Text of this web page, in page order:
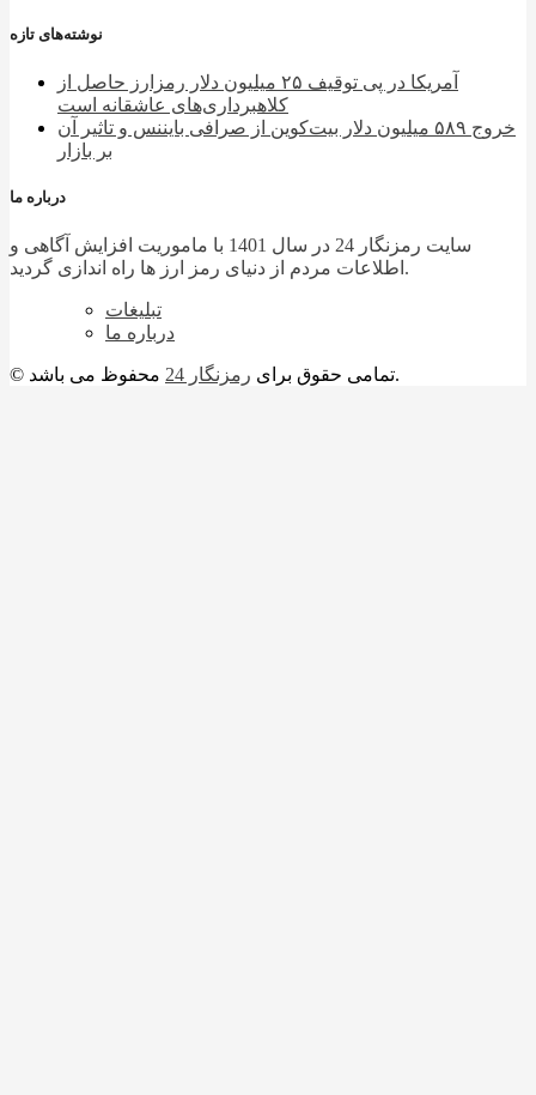
نوشته‌های تازه
آمریکا در پی توقیف ۲۵ میلیون دلار رمزارز حاصل از
کلاهبرداری‌های عاشقانه است
خروج ۵۸۹ میلیون دلار بیت‌کوین از صرافی بایننس و تاثیر آن
بر بازار
درباره ما
سایت رمزنگار 24 در سال 1401 با ماموریت افزایش آگاهی و
اطلاعات مردم از دنیای رمز ارز ها راه اندازی گردید.
تبلیغات
درباره ما
© تمامی حقوق برای رمزنگار 24 محفوظ می باشد.